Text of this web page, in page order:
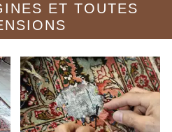
ET TOUTES